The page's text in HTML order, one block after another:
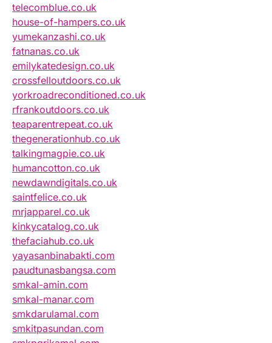
telecomblue.co.uk
house-of-hampers.co.uk
yumekanzashi.co.uk
fatnanas.co.uk
emilykatedesign.co.uk
crossfelloutdoors.co.uk
yorkroadreconditioned.co.uk
rfrankoutdoors.co.uk
teaparentrepeat.co.uk
thegenerationhub.co.uk
talkingmagpie.co.uk
humancotton.co.uk
newdawndigitals.co.uk
saintfelice.co.uk
mrjapparel.co.uk
kinkycatalog.co.uk
thefaciahub.co.uk
yayasanbinabakti.com
paudtunasbangsa.com
smkal-amin.com
smkal-manar.com
smkdarulamal.com
smkitpasundan.com